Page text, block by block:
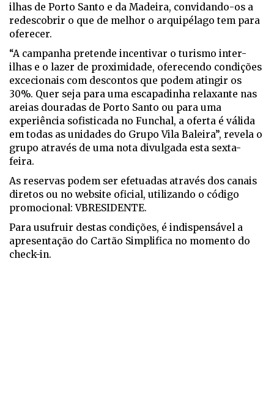
ilhas de Porto Santo e da Madeira, convidando-os a
redescobrir o que de melhor o arquipélago tem para
oferecer.
“A campanha pretende incentivar o turismo inter-
ilhas e o lazer de proximidade, oferecendo condições
excecionais com descontos que podem atingir os
30%. Quer seja para uma escapadinha relaxante nas
areias douradas de Porto Santo ou para uma
experiência sofisticada no Funchal, a oferta é válida
em todas as unidades do Grupo Vila Baleira”, revela o
grupo através de uma nota divulgada esta sexta-
feira.
As reservas podem ser efetuadas através dos canais
diretos ou no website oficial, utilizando o código
promocional: VBRESIDENTE.
Para usufruir destas condições, é indispensável a
apresentação do Cartão Simplifica no momento do
check-in.